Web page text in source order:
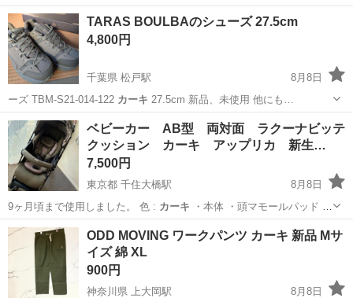
バ長…
滋賀 守山市
TARAS BOULBAのシューズ 27.5cm
4,800円
千葉県 松戸駅
8月8日
ーズ TBM-S21-014-122 カーキ 27.5cm 新品、未使用 他にも…
千葉 松戸市 松戸駅 シューズ
ベビーカー AB型 両対面 ラクーナビッテ
クッション カーキ アップリカ 新生…
7,500円
東京都 千住大橋駅
8月8日
9ヶ月頃まで使用しました。 色 : カーキ
腰マ…
東京 足立区 ベビー用品
ODD MOVING ワークパンツ カーキ 新品 Mサ
イズ 綿 XL
900円
神奈川県 上大岡駅
8月8日